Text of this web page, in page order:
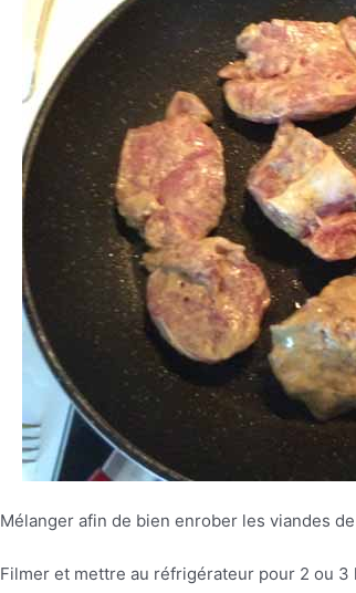
Mélanger afin de bien enrober les viandes
Filmer et mettre au réfrigérateur pour 2 ou 3